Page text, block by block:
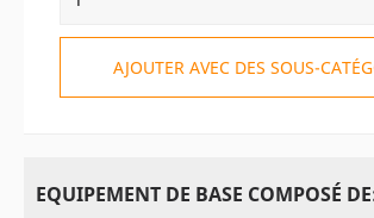
AJOUTER AVEC DES SOUS-
EQUIPEMENT DE BASE COMPOSÉ